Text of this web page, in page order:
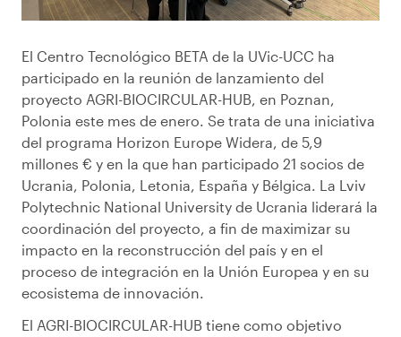
El Centro Tecnológico BETA de la UVic-UCC ha
participado en la reunión de lanzamiento del
proyecto AGRI-BIOCIRCULAR-HUB, en Poznan,
Polonia este mes de enero. Se trata de una iniciativa
del programa Horizon Europe Widera, de 5,9
millones € y en la que han participado 21 socios de
Ucrania, Polonia, Letonia, España y Bélgica. La Lviv
Polytechnic National University de Ucrania liderará la
coordinación del proyecto, a fin de maximizar su
impacto en la reconstrucción del país y en el
proceso de integración en la Unión Europea y en su
ecosistema de innovación.
El AGRI-BIOCIRCULAR-HUB tiene como objetivo